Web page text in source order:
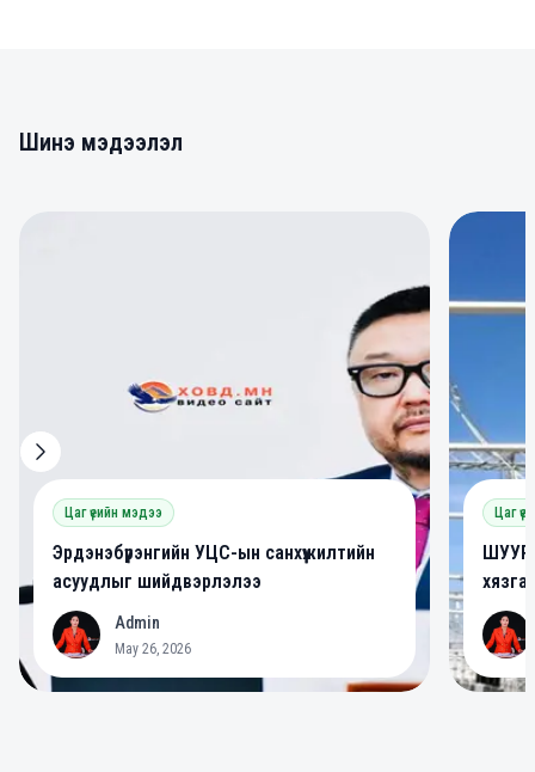
Шинэ мэдээлэл
Цаг үеийн мэдээ
Эрдэнэбүрэнгийн УЦС-ын санхүүжилтийн
асуудлыг шийдвэрлэлээ
A Admin
May 26, 2026
Цаг
A